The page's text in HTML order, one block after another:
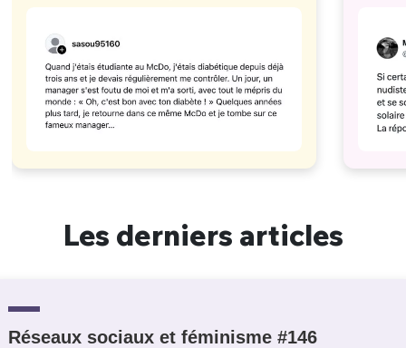
Les derniers articles
Réseaux sociaux et féminisme #146